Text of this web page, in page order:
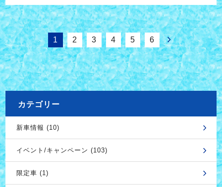
1 2 3 4 5 6
カテゴリー
新車情報 (10)
イベント/キャンペーン (103)
限定車 (1)